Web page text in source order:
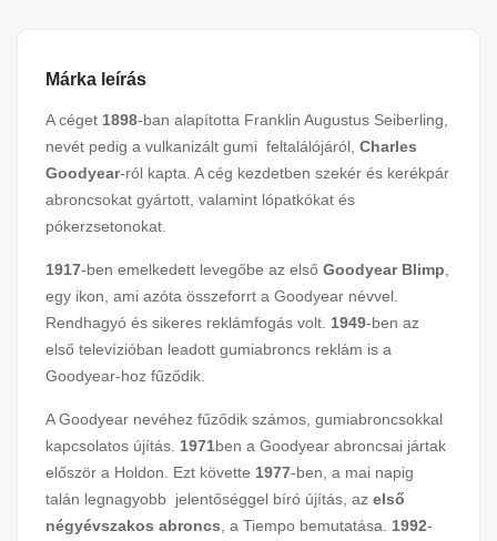
Márka leírás
A céget 1898-ban alapította Franklin Augustus Seiberling,
nevét pedig a vulkanizált gumi feltalálójáról, Charles
Goodyear-ról kapta. A cég kezdetben szekér és kerékpár
abroncsokat gyártott, valamint lópatkókat és
pókerzsetonokat.
1917-ben emelkedett levegőbe az első Goodyear Blimp
egy ikon, ami azóta összeforrt a Goodyear névvel.
Rendhagyó és sikeres reklámfogás volt. 1949-ben az
első televízióban leadott gumiabroncs reklám is a
Goodyear-hoz fűződik.
A Goodyear nevéhez fűződik számos, gumiabroncsokkal
kapcsolatos újítás. 1971ben a Goodyear abroncsai jártak
először a Holdon. Ezt követte 1977-ben, a mai napig
talán legnagyobb jelentőséggel bíró újítás, az első
négyévszakos abroncs , a Tiempo bemutatása. 1992-